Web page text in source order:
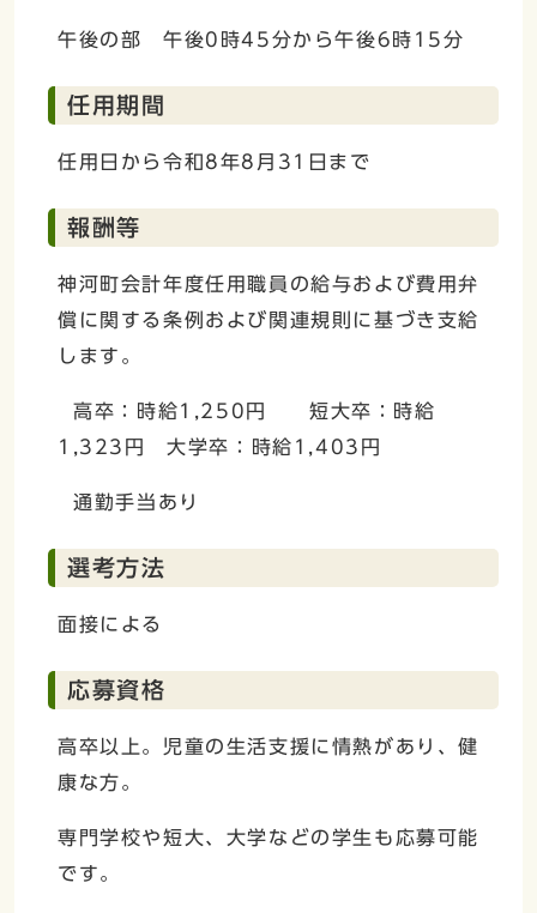
午後の部 午後0時45分から午後6時15分
任用期間
任用日から令和8年8月31日まで
報酬等
神河町会計年度任用職員の給与および費用弁
償に関する条例および関連規則に基づき支給
します。
高卒：時給1,250円 短大卒：時給
1,323円 大学卒：時給1,403円
通勤手当あり
選考方法
面接による
応募資格
高卒以上。児童の生活支援に情熱があり、健
康な方。
専門学校や短大、大学などの学生も応募可能
です。